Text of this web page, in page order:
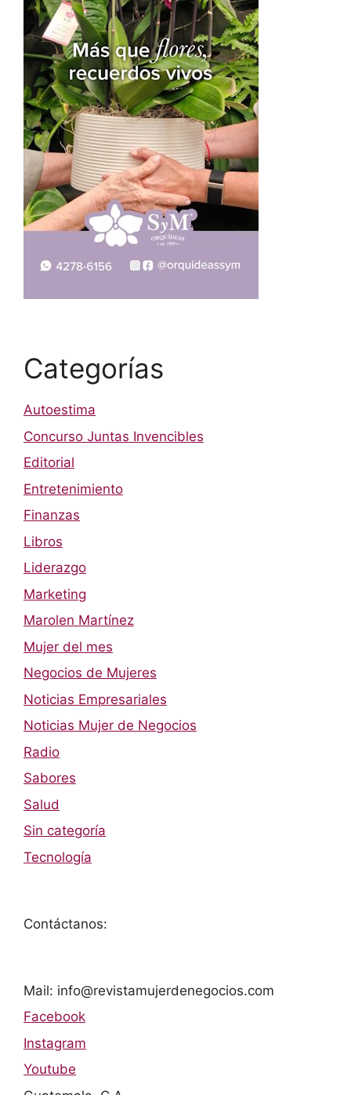
Categorías
Autoestima
Concurso Juntas Invencibles
Editorial
Entretenimiento
Finanzas
Libros
Liderazgo
Marketing
Marolen Martínez
Mujer del mes
Negocios de Mujeres
Noticias Empresariales
Noticias Mujer de Negocios
Radio
Sabores
Salud
Sin categoría
Tecnología
Contáctanos:
Mail: info@revistamujerdenegocios.com
Facebook
Instagram
Youtube